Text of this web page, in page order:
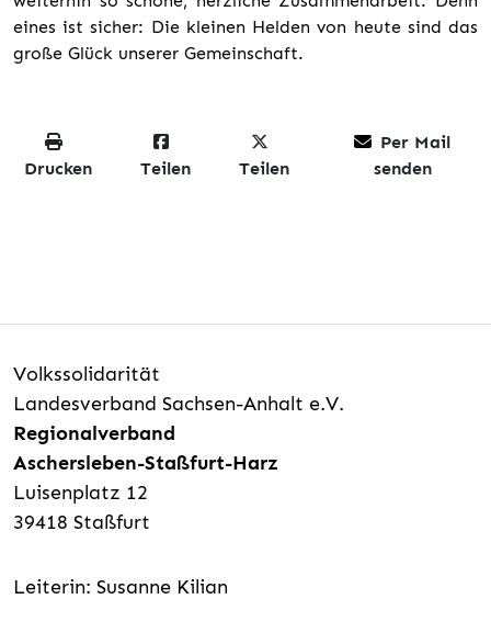
eines ist sicher: Die kleinen Helden von heute sind das
große Glück unserer Gemeinschaft.
Drucken Teilen Teilen
Per Mail
senden
Volkssolidarität
Landesverband Sachsen-Anhalt e.V.
Regionalverband
Aschersleben-Staßfurt-Harz
Luisenplatz 12
39418 Staßfurt
Leiterin: Susanne Kilian